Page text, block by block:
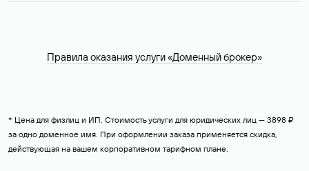
Правила оказания услуги «Доменный брокер»
* Цена для физлиц и ИП. Стоимость услуги для юридических лиц — 3898 ₽
за одно доменное имя. При оформлении заказа применяется скидка,
действующая на вашем корпоративном тарифном плане.